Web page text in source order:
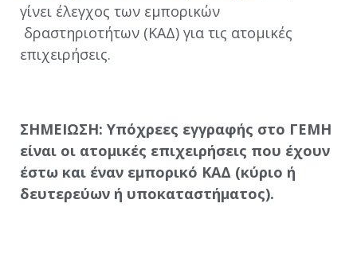
γίνει έλεγχος των εμπορικών
δραστηριοτήτων (ΚΑΔ) για τις ατομικές
επιχειρήσεις.
ΣΗΜΕΙΩΣΗ: Υπόχρεες εγγραφής στο ΓΕΜΗ
είναι οι ατομικές επιχειρήσεις που έχουν
έστω και έναν εμπορικό ΚΑΔ (κύριο ή
δευτερεύων ή υποκαταστήματος).